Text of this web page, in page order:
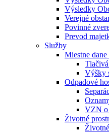
Výsledky
Verejné
Povinné
Prevod
Služby
Miestne
Výšky
Odpadové
VZN o
Životné